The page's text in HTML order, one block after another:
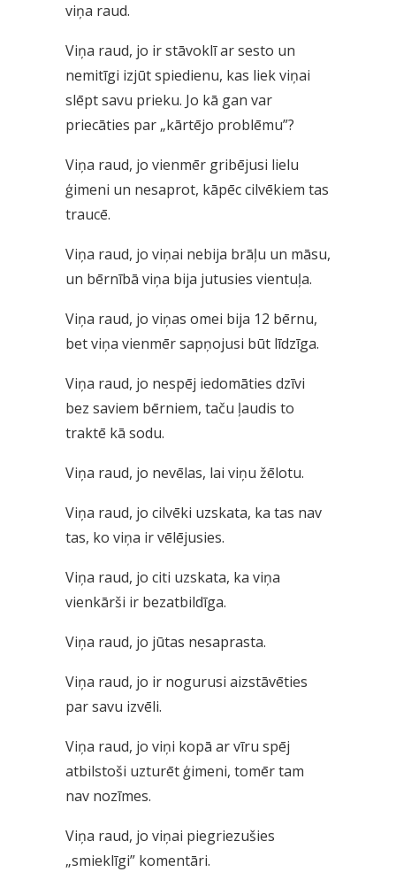
viņa raud.
Viņa raud, jo ir stāvoklī ar sesto un
nemitīgi izjūt spiedienu, kas liek viņai
slēpt savu prieku. Jo kā gan var
priecāties par „kārtējo problēmu”?
Viņa raud, jo vienmēr gribējusi lielu
ģimeni un nesaprot, kāpēc cilvēkiem tas
traucē.
Viņa raud, jo viņai nebija brāļu un māsu,
un bērnībā viņa bija jutusies vientuļa.
Viņa raud, jo viņas omei bija 12 bērnu,
bet viņa vienmēr sapņojusi būt līdzīga.
Viņa raud, jo nespēj iedomāties dzīvi
bez saviem bērniem, taču ļaudis to
traktē kā sodu.
Viņa raud, jo nevēlas, lai viņu žēlotu.
Viņa raud, jo cilvēki uzskata, ka tas nav
tas, ko viņa ir vēlējusies.
Viņa raud, jo citi uzskata, ka viņa
vienkārši ir bezatbildīga.
Viņa raud, jo jūtas nesaprasta.
Viņa raud, jo ir nogurusi aizstāvēties
par savu izvēli.
Viņa raud, jo viņi kopā ar vīru spēj
atbilstoši uzturēt ģimeni, tomēr tam
nav nozīmes.
Viņa raud, jo viņai piegriezušies
„smieklīgi” komentāri.